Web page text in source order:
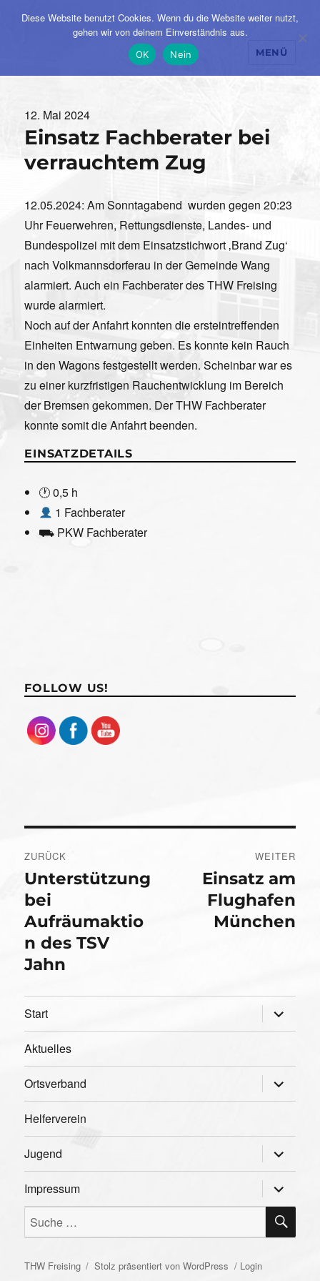
MENÜ
Veröffentlicht
am
12. Mai 2024
Einsatz Fachberater bei
verrauchtem Zug
12.05.2024: Am Sonntagabend wurden gegen 20:23
Uhr Feuerwehren, Rettungsdienste, Landes- und
Bundespolizei mit dem Einsatzstichwort ‚Brand Zug‘
nach Volkmannsdorferau in der Gemeinde Wang
alarmiert. Auch ein Fachberater des THW Freising
wurde alarmiert.
Noch auf der Anfahrt konnten die ersteintreffenden
Einheiten Entwarnung geben. Es konnte kein Rauch
in den Wagons festgestellt werden. Scheinbar war es
zu einer kurzfristigen Rauchentwicklung im Bereich
der Bremsen gekommen. Der THW Fachberater
konnte somit die Anfahrt beenden.
EINSATZDETAILS
🕐 0,5 h
1 Fachberater
⛟ PKW Fachberater
FOLLOW US!
ZURÜCK
Vorheriger
Beitrag:
Unterstützung
bei
Aufräumaktio
n des TSV
Jahn
WEITER
NächsterEinsatz am
Flughafen
München
Start
öffnen
Aktuelles
Ortsverband
öffnen
Helferverein
Jugend
öffnen
Impressum
öffnen
Suche
nach:
THW Freising Stolz präsentiert von WordPress / Login
Diese Website benutzt Cookies. Wenn du die Website weiter nutzt,
gehen wir von deinem Einverständnis aus.
OK Nein